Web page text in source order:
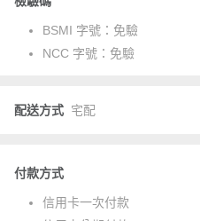
BSMI 字號： 免驗
NCC 字號： 免驗
配送方式 宅配
付款方式
信用卡一次付款